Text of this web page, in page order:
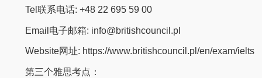
Tel联系电话: +48 22 695 59 00
Email电子邮箱: info@britishcouncil.pl
Website网址: https://www.britishcouncil.pl/en/exam/ielts
第三个雅思考点：